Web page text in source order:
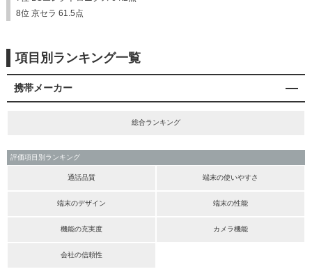
8位 京セラ 61.5点
項目別ランキング一覧
携帯メーカー
総合ランキング
評価項目別ランキング
通話品質 端末の使いやすさ
端末のデザイン 端末の性能
機能の充実度 カメラ機能
会社の信頼性